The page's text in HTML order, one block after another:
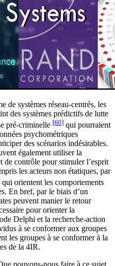
de systèmes réseau-centrés, les
des systèmes prédictifs de lutte
pré-criminelle [60] qui pourraient
psychométriques
des scénarios indésirables.
également utiliser la
de contrôle pour stimuler l’esprit
les acteurs non étatiques, par
qui orientent les comportements
En bref, par le biais d’un
peuvent manier le retour
pour orienter la
Delphi et la recherche-action
à se conformer aux groupes
les groupes à se conformer à la
de la 4IR.